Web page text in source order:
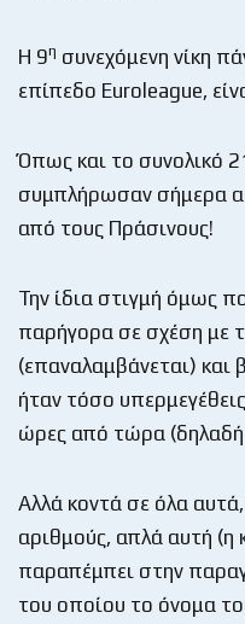
Η 9η συνεχόμενη νίκη
επίπεδο Euroleague,
Όπως και το συνολικό
συμπλήρωσαν σήμερα
από τους Πράσινους!
Την ίδια στιγμή όμως
παρήγορα σε σχέση με
(επαναλαμβάνεται) και
ήταν τόσο
ώρες από τώρα (δηλαδή
Αλλά κοντά σε όλα αυτά,
αριθμούς, απλά αυτή (η
παραπέμπει στην
του οποίου το όνομα